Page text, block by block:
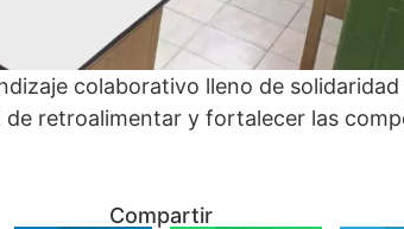
colaborativo lleno de
retroalimentar y fortalecer las
Compartir